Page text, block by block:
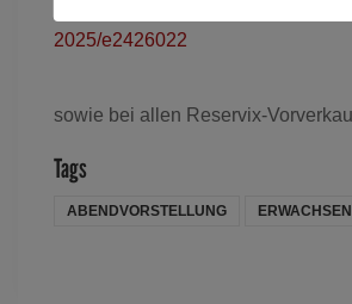
2025/e2426022
sowie bei allen Reservix-
Tags
ABENDVORSTELLUNG